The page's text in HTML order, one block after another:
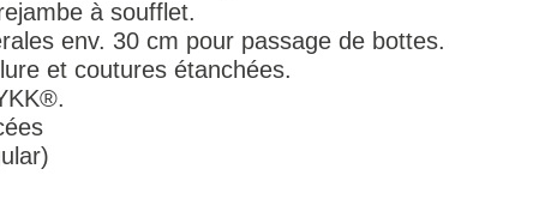
à soufflet.
env. 30 cm pour passage de bottes.
et coutures étanchées.